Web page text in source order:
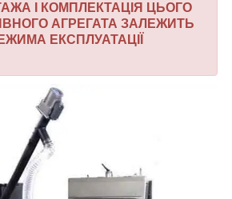
І КОМПЛЕКТАЦІЯ ЦЬОГО
АГРЕГАТА ЗАЛЕЖИТЬ
ЕКСПЛУАТАЦІЇ